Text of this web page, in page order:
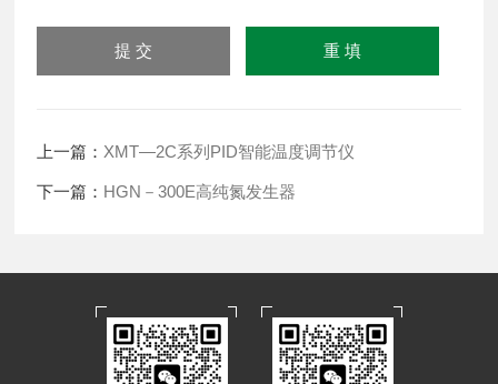
上一篇： XMT—2C系列PID智能温度调节仪
下一篇： HGN－300E高纯氮发生器